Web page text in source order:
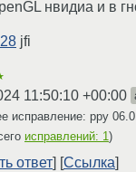
нвидиа и в
jfi
11:50:10 +00:00
исправление: ppy
исправлений: 1)
ответ Ссылка